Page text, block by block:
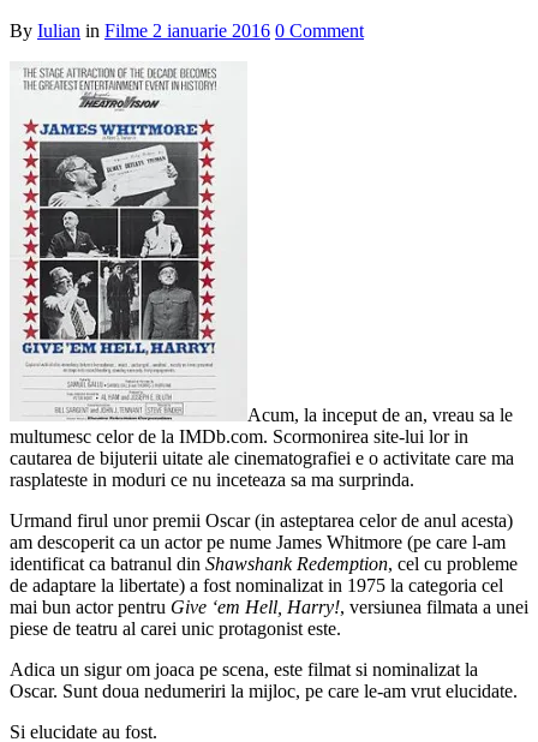
By Iulian in Filme 2 ianuarie 2016 0 Comment
Acum, la inceput de an, vreau sa le
multumesc celor de la IMDb.com. Scormonirea site-lui lor in
cautarea de bijuterii uitate ale cinematografiei e o activitate care ma
rasplateste in moduri ce nu inceteaza sa ma surprinda.
Urmand firul unor premii Oscar (in asteptarea celor de anul acesta)
am descoperit ca un actor pe nume James Whitmore (pe care l-am
identificat ca batranul din Shawshank Redemption, cel cu probleme
de adaptare la libertate) a fost nominalizat in 1975 la categoria cel
mai bun actor pentru Give ‘em Hell, Harry!, versiunea filmata a unei
piese de teatru al carei unic protagonist este.
Adica un sigur om joaca pe scena, este filmat si nominalizat la
Oscar. Sunt doua nedumeriri la mijloc, pe care le-am vrut elucidate.
Si elucidate au fost.